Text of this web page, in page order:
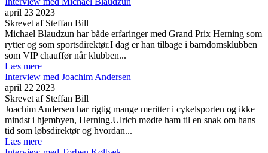
april 23 2023
Skrevet af Steffan Bill
Michael Blaudzun har både erfaringer med Grand Prix Herning som
rytter og som sportsdirektør.I dag er han tilbage i barndomsklubben
som VIP chauffør når klubben...
Læs mere
Interview med Joachim Andersen
april 22 2023
Skrevet af Steffan Bill
Joachim Andersen har rigtig mange meritter i cykelsporten og ikke
mindst i hjembyen, Herning.Ulrich mødte ham til en snak om hans
tid som løbsdirektør og hvordan...
Læs mere